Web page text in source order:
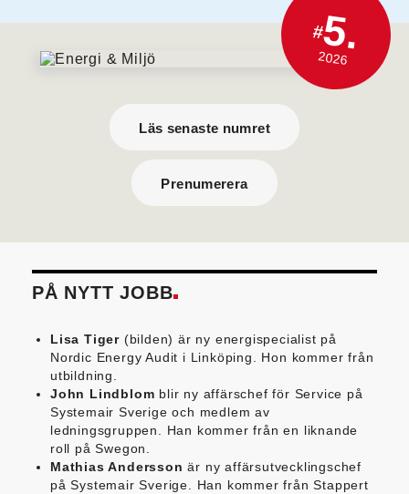
#5.
2026
Läs senaste numret
Prenumerera
PÅ NYTT JOBB
Lisa Tiger (bilden) är ny energispecialist på
Nordic Energy Audit i Linköping. Hon kommer från
utbildning.
John Lindblom blir ny affärschef för Service på
Systemair Sverige och medlem av
ledningsgruppen. Han kommer från en liknande
roll på Swegon.
Mathias Andersson är ny affärsutvecklingschef
på Systemair Sverige. Han kommer från Stappert